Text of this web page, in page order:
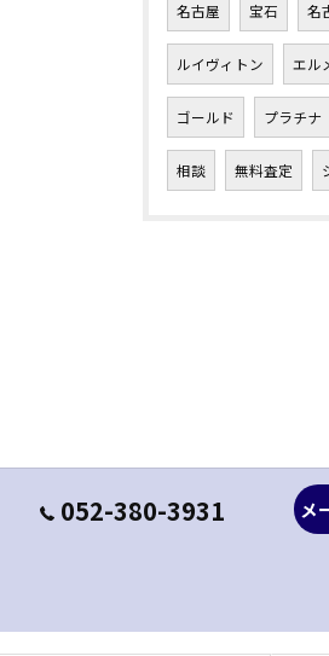
名古屋 宝石 名
ルイヴィトン エル
ゴールド プラチナ
相談 無料査定
052-380-3931 メ